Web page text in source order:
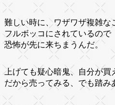
難しい時に、ワザワザ複雑な
フルボッコにされているので
恐怖が先に来ちまうんだ。
上げても疑心暗鬼、自分が買
だから売ってみる、でも踏み